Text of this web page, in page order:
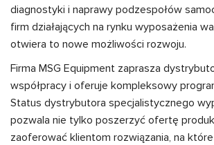
diagnostyki i naprawy podzespołów
firm działających na rynku wyposażenia
otwiera to nowe możliwości rozwoju.
Firma MSG Equipment zaprasza
współpracy i oferuje kompleksowy
Status dystrybutora specjalistycznego
pozwala nie tylko poszerzyć ofertę
zaoferować klientom rozwiązania, na